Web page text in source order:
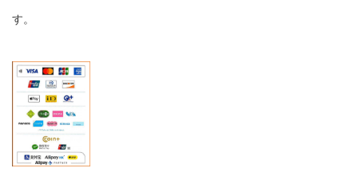
す。